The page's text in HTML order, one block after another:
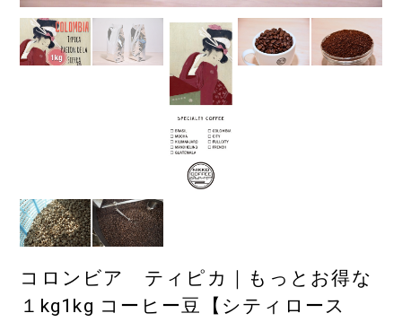
コロンビア ティピカ｜もっとお得な
１kg1kg コーヒー豆【シティロース